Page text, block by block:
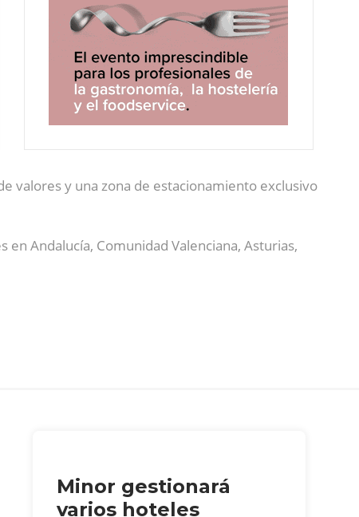
valores y una zona de estacionamiento exclusivo
en Andalucía, Comunidad Valenciana, Asturias,
Minor gestionará
varios hoteles